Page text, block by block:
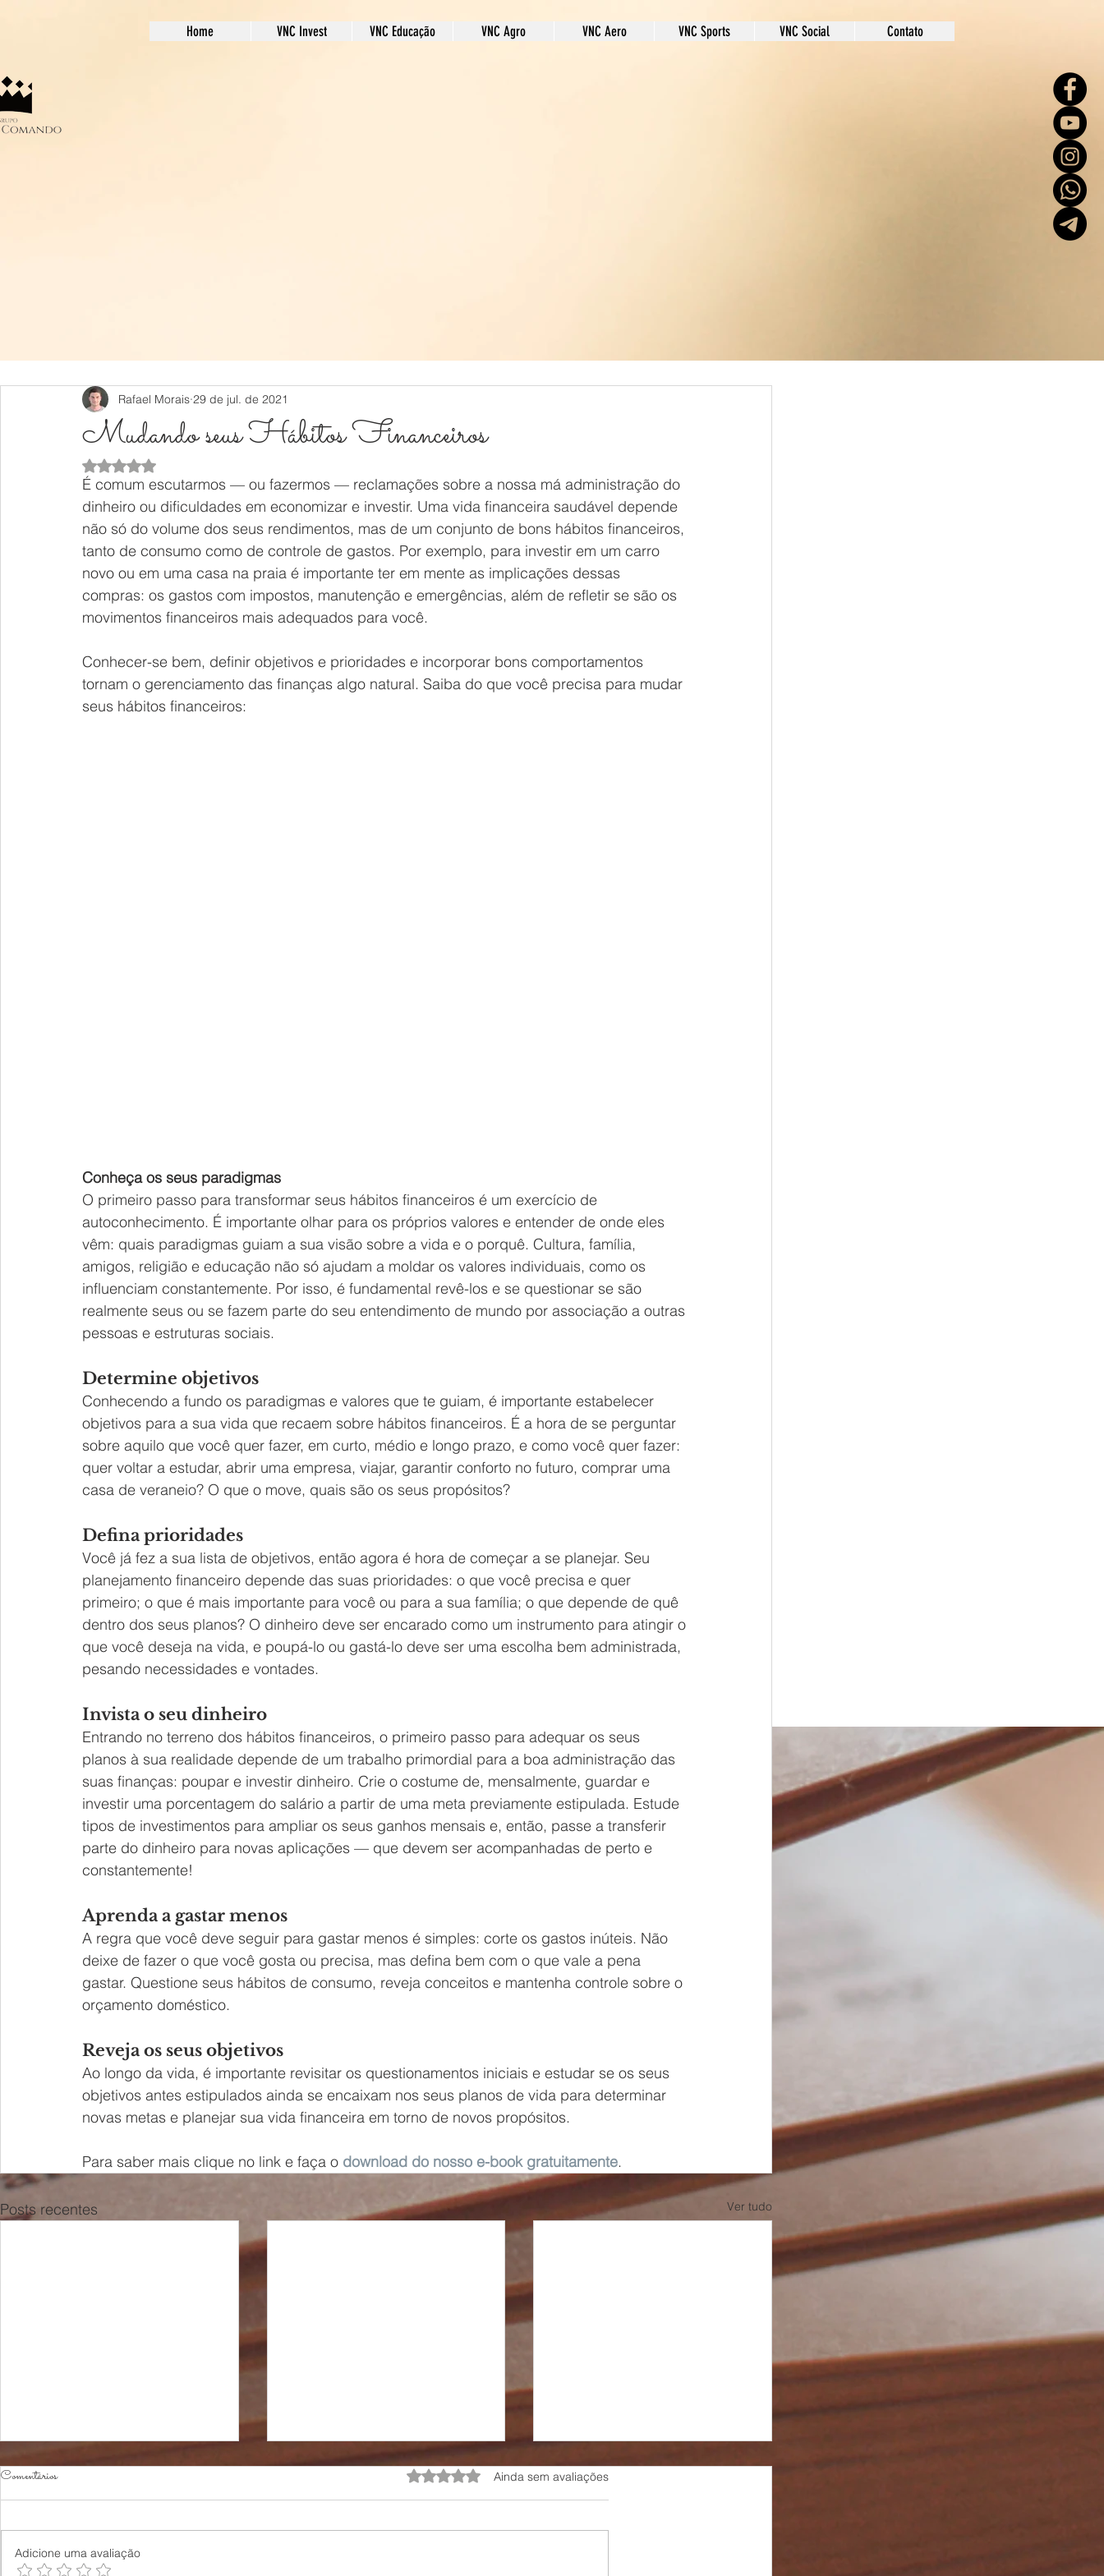
Home VNC Invest VNC Educação VNC Agro VNC Aero VNC Sports VNC Social Contato
Mudando seus Hábitos Financeiros
Rafael Morais 29 de jul. de 2021
Avaliado com NaN de 5 estrelas.
É comum escutarmos — ou fazermos — reclamações sobre a nossa má administração do
dinheiro ou dificuldades em economizar e investir. Uma vida financeira saudável depende
não só do volume dos seus rendimentos, mas de um conjunto de bons hábitos financeiros,
tanto de consumo como de controle de gastos. Por exemplo, para investir em um carro
novo ou em uma casa na praia é importante ter em mente as implicações dessas
compras: os gastos com impostos, manutenção e emergências, além de refletir se são os
movimentos financeiros mais adequados para você.
Conhecer-se bem, definir objetivos e prioridades e incorporar bons comportamentos
tornam o gerenciamento das finanças algo natural. Saiba do que você precisa para mudar
seus hábitos financeiros:
Conheça os seus paradigmas
O primeiro passo para transformar seus hábitos financeiros é um exercício de
autoconhecimento. É importante olhar para os próprios valores e entender de onde eles
vêm: quais paradigmas guiam a sua visão sobre a vida e o porquê. Cultura, família,
amigos, religião e educação não só ajudam a moldar os valores individuais, como os
influenciam constantemente. Por isso, é fundamental revê-los e se questionar se são
realmente seus ou se fazem parte do seu entendimento de mundo por associação a outras
pessoas e estruturas sociais.
Determine objetivos
Conhecendo a fundo os paradigmas e valores que te guiam, é importante estabelecer
objetivos para a sua vida que recaem sobre hábitos financeiros. É a hora de se perguntar
sobre aquilo que você quer fazer, em curto, médio e longo prazo, e como você quer fazer:
quer voltar a estudar, abrir uma empresa, viajar, garantir conforto no futuro, comprar uma
casa de veraneio? O que o move, quais são os seus propósitos?
Defina prioridades
Você já fez a sua lista de objetivos, então agora é hora de começar a se planejar. Seu
planejamento financeiro depende das suas prioridades: o que você precisa e quer
primeiro; o que é mais importante para você ou para a sua família; o que depende de quê
dentro dos seus planos? O dinheiro deve ser encarado como um instrumento para atingir o
que você deseja na vida, e poupá-lo ou gastá-lo deve ser uma escolha bem administrada,
pesando necessidades e vontades.
Invista o seu dinheiro
Entrando no terreno dos hábitos financeiros, o primeiro passo para adequar os seus
planos à sua realidade depende de um trabalho primordial para a boa administração das
suas finanças: poupar e investir dinheiro. Crie o costume de, mensalmente, guardar e
investir uma porcentagem do salário a partir de uma meta previamente estipulada. Estude
tipos de investimentos para ampliar os seus ganhos mensais e, então, passe a transferir
parte do dinheiro para novas aplicações — que devem ser acompanhadas de perto e
constantemente!
Aprenda a gastar menos
A regra que você deve seguir para gastar menos é simples: corte os gastos inúteis. Não
deixe de fazer o que você gosta ou precisa, mas defina bem com o que vale a pena
gastar. Questione seus hábitos de consumo, reveja conceitos e mantenha controle sobre o
orçamento doméstico.
Reveja os seus objetivos
Ao longo da vida, é importante revisitar os questionamentos iniciais e estudar se os seus
objetivos antes estipulados ainda se encaixam nos seus planos de vida para determinar
novas metas e planejar sua vida financeira em torno de novos propósitos.
Para saber mais clique no link e faça o download do nosso e-book gratuitamente.
Posts recentes Ver tudo
Comentários Avaliado com 0 de 5 estrelas.
Ainda sem avaliações
Adicione uma avaliação